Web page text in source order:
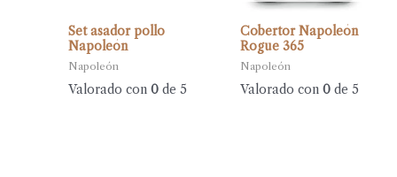
Set asador pollo
Napoleón
Napoleón
Valorado con0 de 5
Cobertor Napoleón
Rogue 365
Napoleón
Valorado con 0de 5